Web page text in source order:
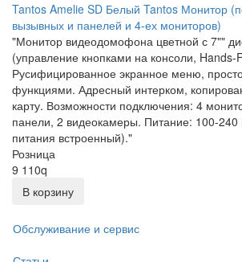
Tantos Amelie SD Белый Tantos Монитор
вызывных и панелей и 4-ех мониторов)
"Монитор видеодомофона цветной с 7""
(управление кнопками на консоли, Hands-
Русифицированное экранное меню,
функциями. Адресный интерком,
карту. Возможности подключения: 4
панели, 2 видеокамеры. Питание: 100-240
питания встроенный)."
Розница
9 110q
В корзину
Обслуживание и сервис